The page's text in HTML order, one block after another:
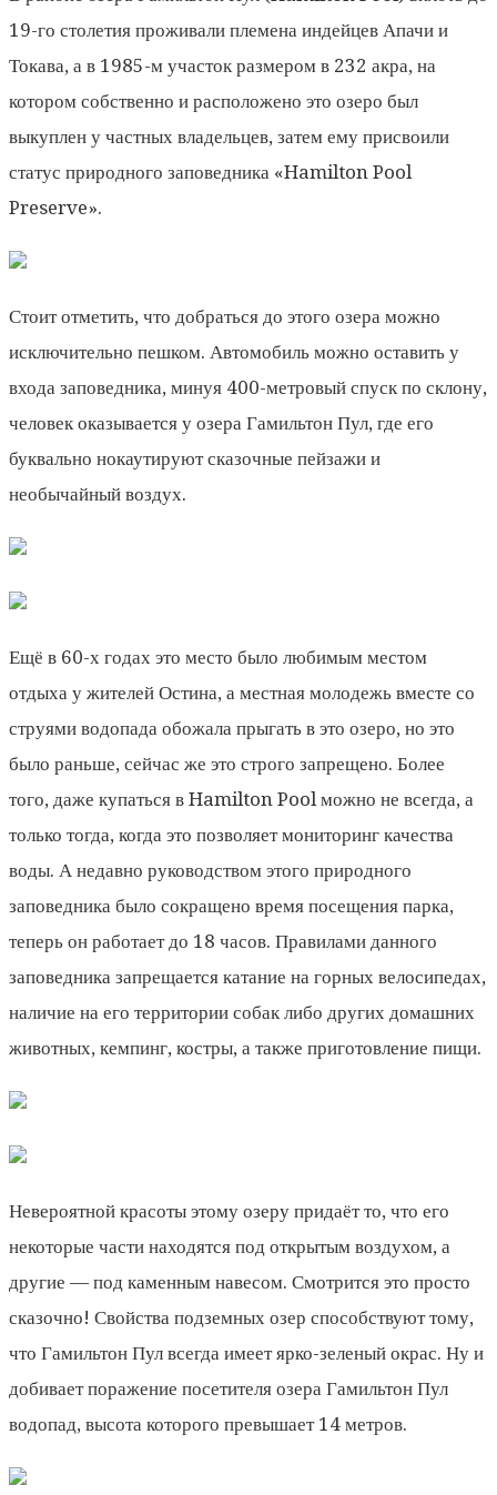
19-го столетия проживали племена индейцев Апачи и
Токава, а в 1985-м участок размером в 232 акра, на
котором собственно и расположено это озеро был
выкуплен у частных владельцев, затем ему присвоили
статус природного заповедника «Hamilton Pool
Preserve».
Стоит отметить, что добраться до этого озера можно
исключительно пешком. Автомобиль можно оставить у
входа заповедника, минуя 400-метровый спуск по склону,
человек оказывается у озера Гамильтон Пул, где его
буквально нокаутируют сказочные пейзажи и
необычайный воздух.
Ещё в 60-х годах это место было любимым местом
отдыха у жителей Остина, а местная молодежь вместе со
струями водопада обожала прыгать в это озеро, но это
было раньше, сейчас же это строго запрещено. Более
того, даже купаться в Hamilton Pool можно не всегда, а
только тогда, когда это позволяет мониторинг качества
воды. А недавно руководством этого природного
заповедника было сокращено время посещения парка,
теперь он работает до 18 часов. Правилами данного
заповедника запрещается катание на горных велосипедах,
наличие на его территории собак либо других домашних
животных, кемпинг, костры, а также приготовление пищи.
Невероятной красоты этому озеру придаёт то, что его
некоторые части находятся под открытым воздухом, а
другие — под каменным навесом. Смотрится это просто
сказочно! Свойства подземных озер способствуют тому,
что Гамильтон Пул всегда имеет ярко-зеленый окрас. Ну и
добивает поражение посетителя озера Гамильтон Пул
водопад, высота которого превышает 14 метров.